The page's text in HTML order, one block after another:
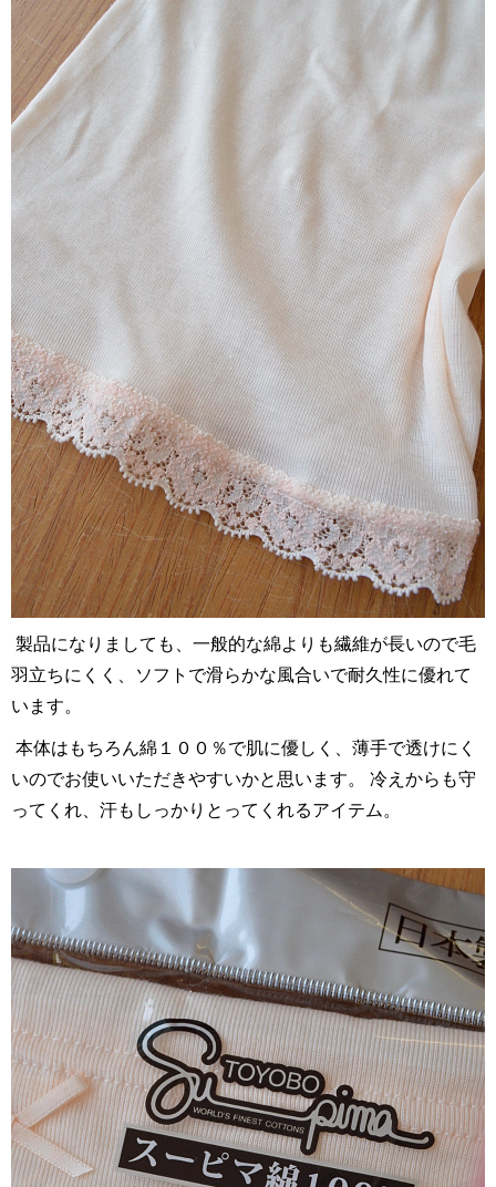
製品になりましても、一般的な綿よりも繊維が長いので毛
羽立ちにくく、ソフトで滑らかな風合いで耐久性に優れて
います。
本体はもちろん綿１００％で肌に優しく、薄手で透けにく
いのでお使いいただきやすいかと思います。 冷えからも守
ってくれ、汗もしっかりとってくれるアイテム。